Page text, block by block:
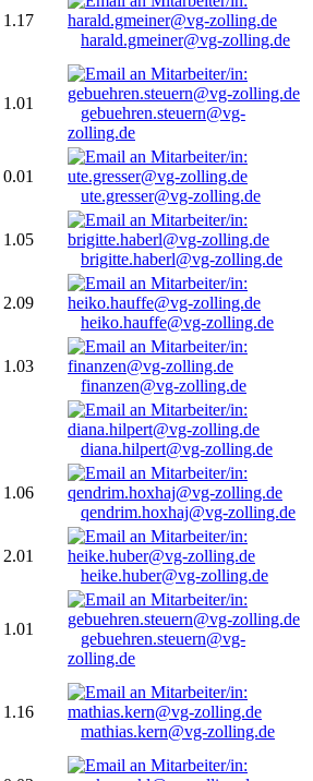
1.17
harald.gmeiner@vg-zolling.de
1.01
gebuehren.steuern@vg-
zolling.de
0.01
ute.gresser@vg-zolling.de
1.05
brigitte.haberl@vg-zolling.de
2.09
heiko.hauffe@vg-zolling.de
1.03
finanzen@vg-zolling.de
diana.hilpert@vg-zolling.de
1.06
qendrim.hoxhaj@vg-zolling.de
2.01
heike.huber@vg-zolling.de
1.01
gebuehren.steuern@vg-
zolling.de
1.16
mathias.kern@vg-zolling.de